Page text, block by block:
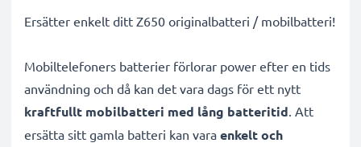
Ersätter enkelt ditt Z650 originalbatteri / mobilbatteri!
Mobiltelefoners batterier förlorar power efter en tids
användning och då kan det vara dags för ett nytt
kraftfullt mobilbatteri med lång batteritid. Att
ersätta sitt gamla batteri kan vara enkelt och